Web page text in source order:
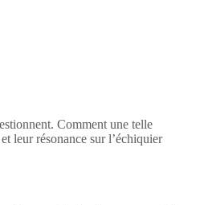
Comment une telle
leur résonance sur l’échiquier